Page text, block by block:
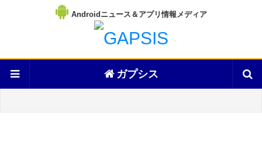
Androidニュース＆アプリ情報メディア
ガプシス